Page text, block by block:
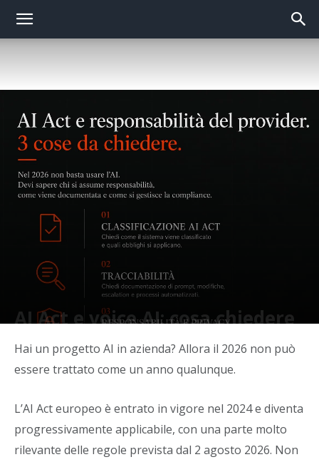
AI Act e voice AI: cosa chiedere
davvero al provider
Hai un progetto AI in azienda? Allora il 2026 non può
essere trattato come un anno qualunque.
L’AI Act europeo è entrato in vigore nel 2024 e diventa
progressivamente applicabile, con una parte molto
rilevante delle regole prevista dal 2 agosto 2026. Non